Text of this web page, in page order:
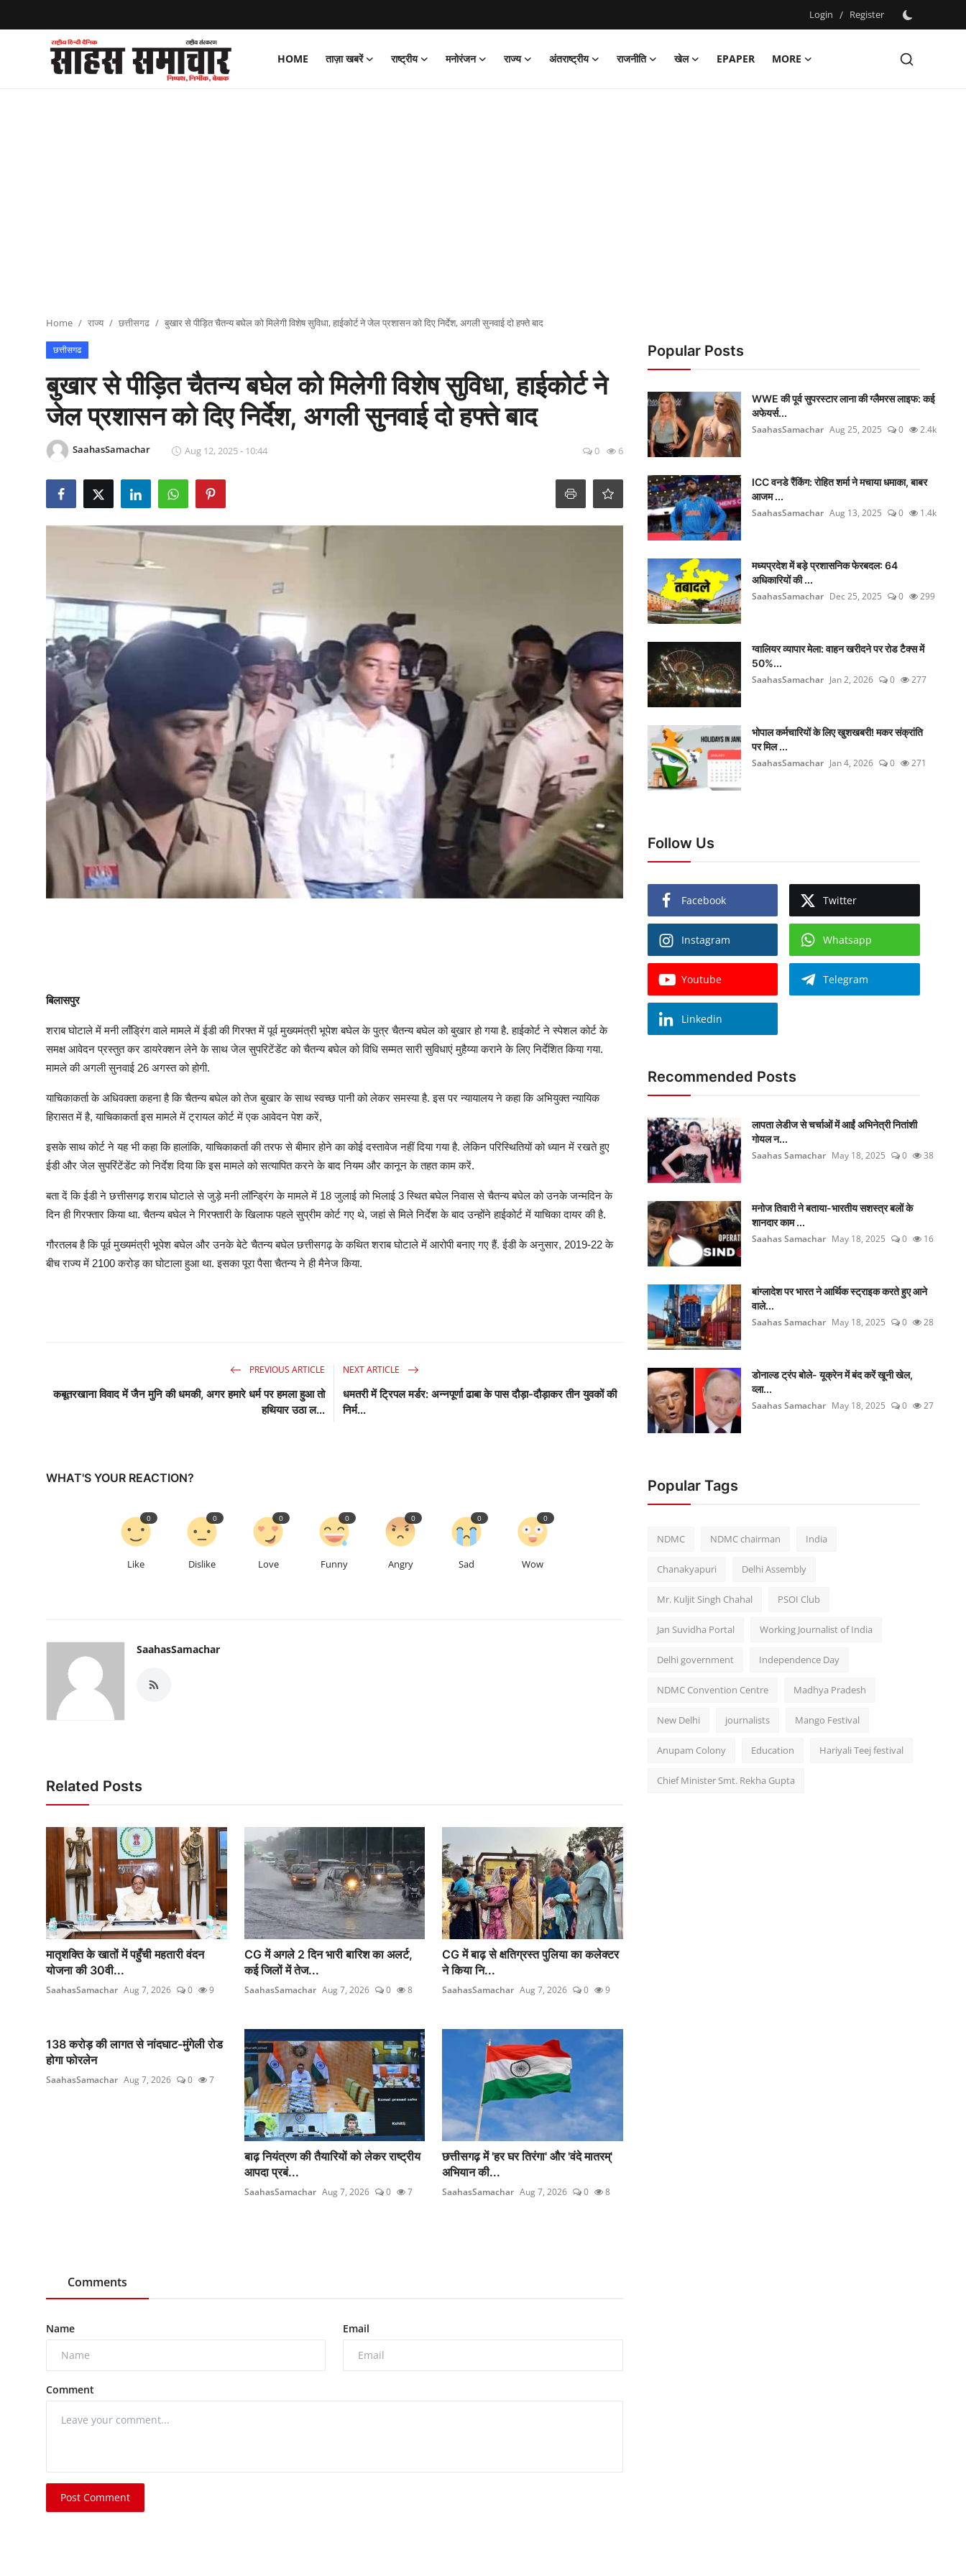
Login / Register
HOME ताज़ा खबरें राष्ट्रीय मनोरंजन राज्य अंतराष्ट्रीय राजनीति खेल EPAPER
MORE
Register
Home राज्य छत्तीसगढ बुखार से पीड़ित चैतन्य बघेल को मिलेगी विशेष सुविधा, हाईकोर्ट ने जेल प्रशासन को दिए निर्देश, अगली सुनवाई दो हफ्ते बाद
छत्तीसगढ
बुखार से पीड़ित चैतन्य बघेल को मिलेगी विशेष सुविधा, हाईकोर्ट ने
जेल प्रशासन को दिए निर्देश, अगली सुनवाई दो हफ्ते बाद
SaahasSamachar Aug 12, 2025 - 10:44 0 6
बिलासपुर
शराब घोटाले में मनी लॉंड्रिंग वाले मामले में ईडी की गिरफ्त में पूर्व मुख्यमंत्री भूपेश बघेल के पुत्र चैतन्य बघेल को बुखार हो गया है. हाईकोर्ट ने स्पेशल कोर्ट के
समक्ष आवेदन प्रस्तुत कर डायरेक्शन लेने के साथ जेल सुपरिटेंडेंट को चैतन्य बघेल को विधि सम्मत सारी सुविधाएं मुहैय्या कराने के लिए निर्देशित किया गया.
मामले की अगली सुनवाई 26 अगस्त को होगी.
याचिकाकर्ता के अधिवक्ता कहना है कि चैतन्य बघेल को तेज बुखार के साथ स्वच्छ पानी को लेकर समस्या है. इस पर न्यायालय ने कहा कि अभियुक्त न्यायिक
हिरासत में है, याचिकाकर्ता इस मामले में ट्रायल कोर्ट में एक आवेदन पेश करें,
इसके साथ कोर्ट ने यह भी कहा कि हालांकि, याचिकाकर्ता की तरफ से बीमार होने का कोई दस्तावेज नहीं दिया गया है. लेकिन परिस्थितियों को ध्यान में रखते हुए
ईडी और जेल सुपरिंटेंडेंट को निर्देश दिया कि इस मामले को सत्यापित करने के बाद नियम और कानून के तहत काम करें.
बता दें कि ईडी ने छत्तीसगढ़ शराब घोटाले से जुड़े मनी लॉन्ड्रिंग के मामले में 18 जुलाई को भिलाई 3 स्थित बघेल निवास से चैतन्य बघेल को उनके जन्मदिन के
दिन ही गिरफ्तार किया था. चैतन्य बघेल ने गिरफ्तारी के खिलाफ पहले सुप्रीम कोर्ट गए थे, जहां से मिले निर्देश के बाद उन्होंने हाईकोर्ट में याचिका दायर की है.
गौरतलब है कि पूर्व मुख्यमंत्री भूपेश बघेल और उनके बेटे चैतन्य बघेल छत्तीसगढ़ के कथित शराब घोटाले में आरोपी बनाए गए हैं. ईडी के अनुसार, 2019-22 के
बीच राज्य में 2100 करोड़ का घोटाला हुआ था. इसका पूरा पैसा चैतन्य ने ही मैनेज किया.
PREVIOUS ARTICLE
कबूतरखाना विवाद में जैन मुनि की धमकी, अगर हमारे धर्म पर हमला हुआ तो
हथियार उठा ल...
NEXT ARTICLE
धमतरी में ट्रिपल मर्डर: अन्नपूर्णा ढाबा के पास दौड़ा-दौड़ाकर तीन युवकों की
निर्म...
WHAT'S YOUR REACTION?
Like
0
Dislike
0
Love
0
Funny
0
Angry
0
Sad
0
Wow
0
SaahasSamachar
Related Posts
मातृशक्ति के खातों में पहुँची महतारी वंदन
योजना की 30वी...
SaahasSamachar Aug 7, 2026 0 9
CG में अगले 2 दिन भारी बारिश का अलर्ट,
कई जिलों में तेज...
SaahasSamachar Aug 7, 2026 0 8
CG में बाढ़ से क्षतिग्रस्त पुलिया का कलेक्टर
ने किया नि...
SaahasSamachar Aug 7, 2026 0 9
138 करोड़ की लागत से नांदघाट-मुंगेली रोड
होगा फोरलेन
SaahasSamachar Aug 7, 2026 0 7
बाढ़ नियंत्रण की तैयारियों को लेकर राष्ट्रीय
आपदा प्रबं...
SaahasSamachar Aug 7, 2026 0 7
छत्तीसगढ़ में 'हर घर तिरंगा' और 'वंदे मातरम्'
अभियान की...
SaahasSamachar Aug 7, 2026 0 8
Comments
Name Email
Comment
Post Comment
Popular Posts
WWE की पूर्व सुपरस्टार लाना की ग्लैमरस लाइफ: कई
अफेयर्स...
SaahasSamachar Aug 25, 2025 0 2.4k
ICC वनडे रैंकिंग: रोहित शर्मा ने मचाया धमाका, बाबर
आजम ...
SaahasSamachar Aug 13, 2025 0 1.4k
मध्यप्रदेश में बड़े प्रशासनिक फेरबदल: 64
अधिकारियों की ...
SaahasSamachar Dec 25, 2025 0 299
ग्वालियर व्यापार मेला: वाहन खरीदने पर रोड टैक्स में
50%...
SaahasSamachar Jan 2, 2026 0 277
भोपाल कर्मचारियों के लिए खुशखबरी! मकर संक्रांति
पर मिल ...
SaahasSamachar Jan 4, 2026 0 271
Follow Us
Facebook Twitter
Instagram Whatsapp
Youtube Telegram
Linkedin
Recommended Posts
लापता लेडीज से चर्चाओं में आईं अभिनेत्री नितांशी
गोयल न...
Saahas Samachar May 18, 2025 0 38
मनोज तिवारी ने बताया-भारतीय सशस्त्र बलों के
शानदार काम ...
Saahas Samachar May 18, 2025 0 16
बांग्लादेश पर भारत ने आर्थिक स्ट्राइक करते हुए आने
वाले...
Saahas Samachar May 18, 2025 0 28
डोनाल्ड ट्रंप बोले- यूक्रेन में बंद करें खूनी खेल,
व्ला...
Saahas Samachar May 18, 2025 0 27
Popular Tags
NDMC NDMC chairman India
Chanakyapuri Delhi Assembly
Mr. Kuljit Singh Chahal PSOI Club
Jan Suvidha Portal Working Journalist of India
Delhi government Independence Day
NDMC Convention Centre Madhya Pradesh
New Delhi journalists Mango Festival
Anupam Colony Education Hariyali Teej festival
Chief Minister Smt. Rekha Gupta